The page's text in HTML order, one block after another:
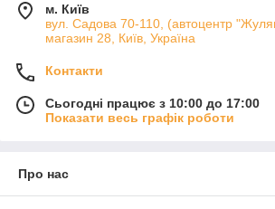
м. Київ
вул. Садова 70-110, (автоцентр
магазин 28, Київ, Україна
Контакти
Сьогодні працює з 10:00 до 17:00
Показати весь графік роботи
Про нас